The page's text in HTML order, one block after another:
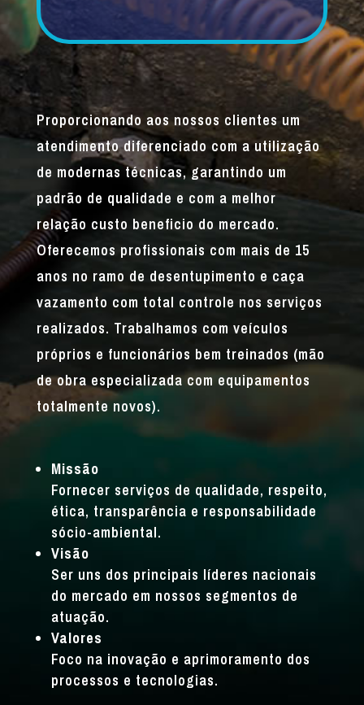
Proporcionando aos nossos clientes um
atendimento diferenciado com a utilização
de modernas técnicas, garantindo um
padrão de qualidade e com a melhor
relação custo beneficio do mercado.
Oferecemos profissionais com mais de 15
anos no ramo de desentupimento e caça
vazamento com total controle nos serviços
realizados. Trabalhamos com veículos
próprios e funcionários bem treinados (mão
de obra especializada com equipamentos
totalmente novos).
Missão
Fornecer serviços de qualidade, respeito,
ética, transparência e responsabilidade
sócio-ambiental.
Visão
Ser uns dos principais líderes nacionais
do mercado em nossos segmentos de
atuação.
Valores
Foco na inovação e aprimoramento dos
processos e tecnologias.